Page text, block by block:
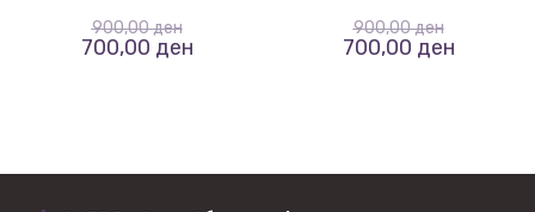
900,00ден
700,00 ден
900,00ден
700,00 ден